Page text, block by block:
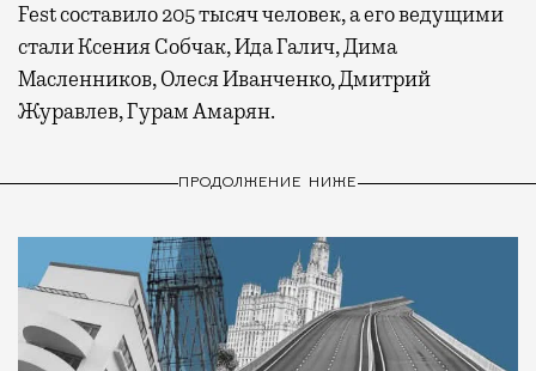
Fest составило 205 тысяч человек, а его ведущими
стали Ксения Собчак, Ида Галич, Дима
Масленников, Олеся Иванченко, Дмитрий
Журавлев, Гурам Амарян.
ПРОДОЛЖЕНИЕ НИЖЕ